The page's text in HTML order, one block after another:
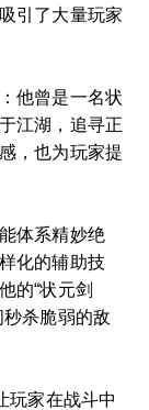
引了大量玩家
他曾是一名状
江湖，追寻正
，也为玩家提
体系精妙绝
化的辅助技
的“状元剑
杀脆弱的敌
玩家在战斗中